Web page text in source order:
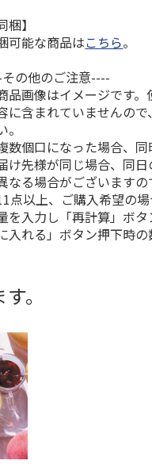
梱】
可能な商品はこちら。
の他のご注意----
品画像はイメージです。
に含まれていませんの
。
数個口になった場合、同
け先様が同じ場合、同
なる場合がございますの
点以上、ご購入希望の
を入力し「再計算」ボ
入れる」ボタン押下時
。